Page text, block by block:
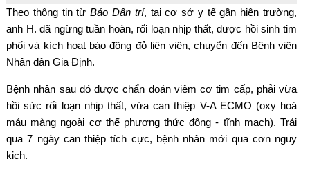
Theo thông tin từ Báo Dân trí, tại cơ sở y tế gần hiện trường,
anh H. đã ngừng tuần hoàn, rối loạn nhịp thất, được hồi sinh tim
phổi và kích hoạt báo động đỏ liên viện, chuyển đến Bệnh viện
Nhân dân Gia Định.
Bệnh nhân sau đó được chẩn đoán viêm cơ tim cấp, phải vừa
hồi sức rối loạn nhịp thất, vừa can thiệp V-A ECMO (oxy hoá
máu màng ngoài cơ thể phương thức động - tĩnh mạch). Trải
qua 7 ngày can thiệp tích cực, bệnh nhân mới qua cơn nguy
kịch.